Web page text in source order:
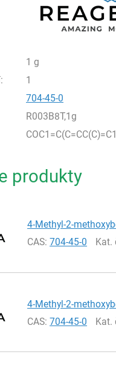
1 g
1
704-45-0
R003B8T,1g
produkty
4-Methyl-2-
CAS:704-45-0 Kat.
4-Methyl-2-
CAS:704-45-0 Kat.